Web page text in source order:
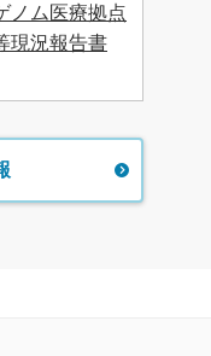
ノム医療拠点
現況報告書